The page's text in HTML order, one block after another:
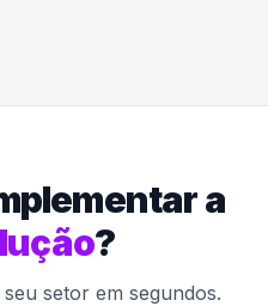
a
?
setor em segundos.